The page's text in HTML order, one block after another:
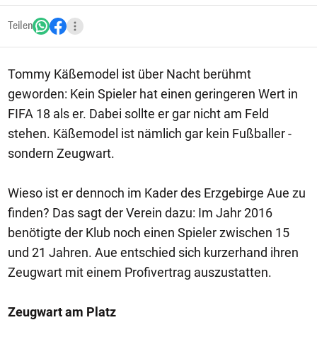
Teilen
Tommy Käßemodel ist über Nacht berühmt
geworden: Kein Spieler hat einen geringeren Wert in
FIFA 18 als er. Dabei sollte er gar nicht am Feld
stehen. Käßemodel ist nämlich gar kein Fußballer -
sondern Zeugwart.
Wieso ist er dennoch im Kader des Erzgebirge Aue zu
finden? Das sagt der Verein dazu: Im Jahr 2016
benötigte der Klub noch einen Spieler zwischen 15
und 21 Jahren. Aue entschied sich kurzerhand ihren
Zeugwart mit einem Profivertrag auszustatten.
Zeugwart am Platz